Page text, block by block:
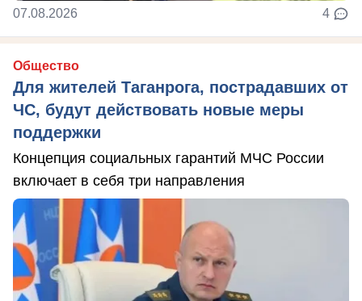
07.08.2026 4
Общество
Для жителей Таганрога, пострадавших от
ЧС, будут действовать новые меры
поддержки
Концепция социальных гарантий МЧС России
включает в себя три направления